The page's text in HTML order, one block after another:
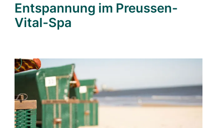
Entspannung im Preussen-
Vital-Spa